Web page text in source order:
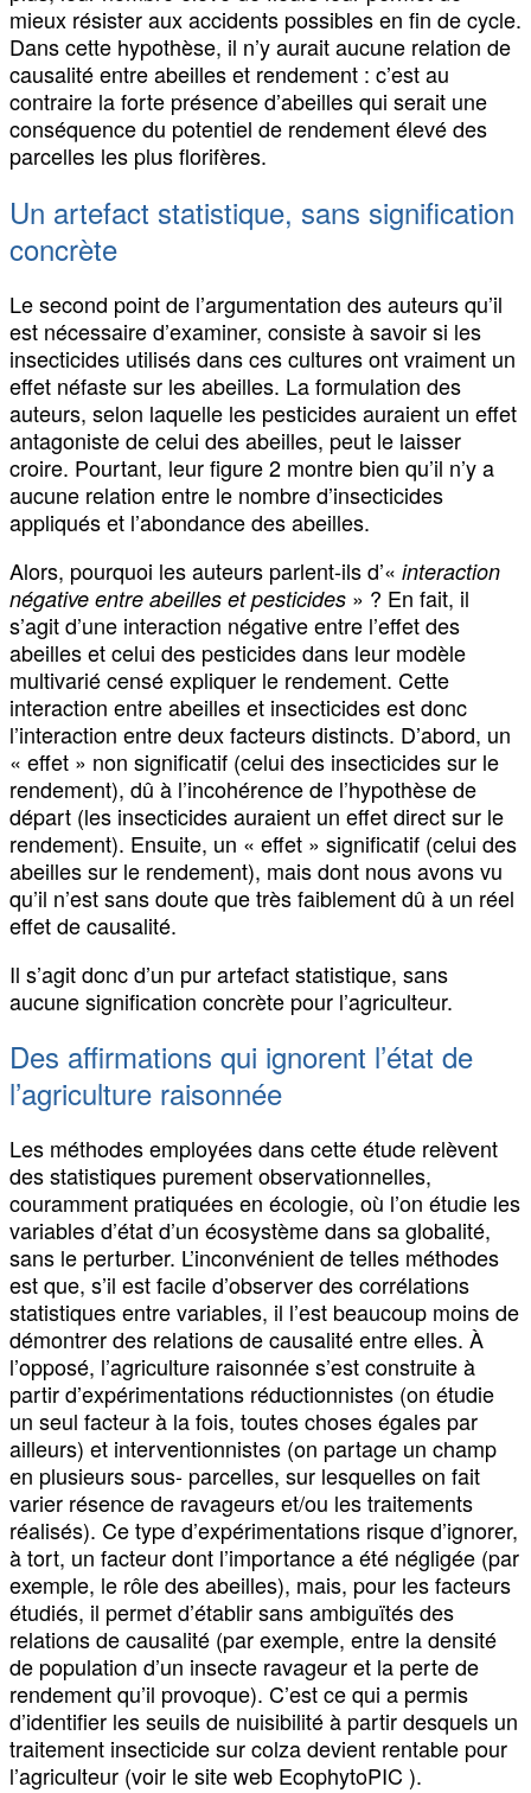
mieux résister aux accidents possibles en fin de cycle.
Dans cette hypothèse, il n’y aurait aucune relation de
causalité entre abeilles et rendement : c’est au
contraire la forte présence d’abeilles qui serait une
conséquence du potentiel de rendement élevé des
parcelles les plus florifères.
Un artefact statistique, sans signification
concrète
Le second point de l’argumentation des auteurs qu’il
est nécessaire d’examiner, consiste à savoir si les
insecticides utilisés dans ces cultures ont vraiment un
effet néfaste sur les abeilles. La formulation des
auteurs, selon laquelle les pesticides auraient un effet
antagoniste de celui des abeilles, peut le laisser
croire. Pourtant, leur figure 2 montre bien qu’il n’y a
aucune relation entre le nombre d’insecticides
appliqués et l’abondance des abeilles.
Alors, pourquoi les auteurs parlent-ils d’« interaction
négative entre abeilles et pesticides » ? En fait, il
s’agit d’une interaction négative entre l’effet des
abeilles et celui des pesticides dans leur modèle
multivarié censé expliquer le rendement. Cette
interaction entre abeilles et insecticides est donc
l’interaction entre deux facteurs distincts. D’abord, un
« effet » non significatif (celui des insecticides sur le
rendement), dû à l’incohérence de l’hypothèse de
départ (les insecticides auraient un effet direct sur le
rendement). Ensuite, un « effet » significatif (celui des
abeilles sur le rendement), mais dont nous avons vu
qu’il n’est sans doute que très faiblement dû à un réel
effet de causalité.
Il s’agit donc d’un pur artefact statistique, sans
aucune signification concrète pour l’agriculteur.
Des affirmations qui ignorent l’état de
l’agriculture raisonnée
Les méthodes employées dans cette étude relèvent
des statistiques purement observationnelles,
couramment pratiquées en écologie, où l’on étudie les
variables d’état d’un écosystème dans sa globalité,
sans le perturber. L’inconvénient de telles méthodes
est que, s’il est facile d’observer des corrélations
statistiques entre variables, il l’est beaucoup moins de
démontrer des relations de causalité entre elles. À
l’opposé, l’agriculture raisonnée s’est construite à
partir d’expérimentations réductionnistes (on étudie
un seul facteur à la fois, toutes choses égales par
ailleurs) et interventionnistes (on partage un champ
en plusieurs sous- parcelles, sur lesquelles on fait
varier résence de ravageurs et/ou les traitements
réalisés). Ce type d’expérimentations risque d’ignorer,
à tort, un facteur dont l’importance a été négligée (par
exemple, le rôle des abeilles), mais, pour les facteurs
étudiés, il permet d’établir sans ambiguïtés des
relations de causalité (par exemple, entre la densité
de population d’un insecte ravageur et la perte de
rendement qu’il provoque). C’est ce qui a permis
d’identifier les seuils de nuisibilité à partir desquels un
traitement insecticide sur colza devient rentable pour
l’agriculteur (voir le site web EcophytoPIC ).